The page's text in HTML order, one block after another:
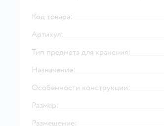
Код товара:
Артикул:
Тип предмета для хранения:
Назначение:
Особенности конструкции:
Размер:
Размещение: